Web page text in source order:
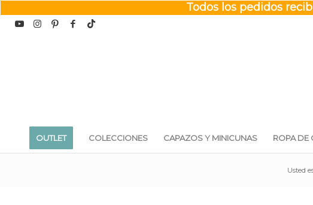
Todos los pedidos
OUTLET COLECCIONES CAPAZOS Y MINICUNAS ROPA DE
Usted